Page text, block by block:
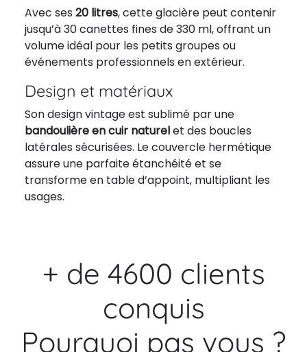
Avec ses 20 litres, cette glacière peut contenir
jusqu’à 30 canettes fines de 330 ml, offrant un
volume idéal pour les petits groupes ou
événements professionnels en extérieur.
Design et matériaux
Son design vintage est sublimé par une
bandoulière en cuir naturelet des boucles
latérales sécurisées. Le couvercle hermétique
assure une parfaite étanchéité et se
transforme en table d’appoint, multipliant les
usages.
+ de 4600 clients
conquis
Pourquoi pas vous ?